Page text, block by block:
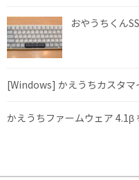
おやうちくん
[Windows] かえうちカスタマ
かえうちファームウェア 4.1β